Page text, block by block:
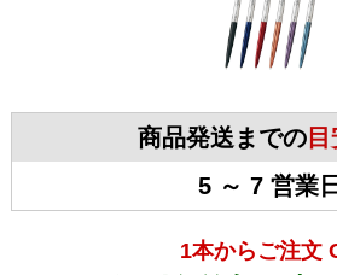
商品発送までの
5 ～ 7 営業日
1本からご注文